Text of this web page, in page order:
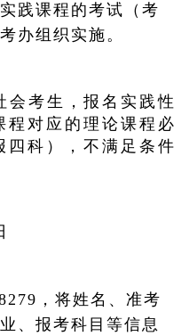
践课程的考试（考
办组织实施。
会考生，报名实践性
程对应的理论课程必
四科），不满足条件
，将姓名、准考
、报考科目等信息